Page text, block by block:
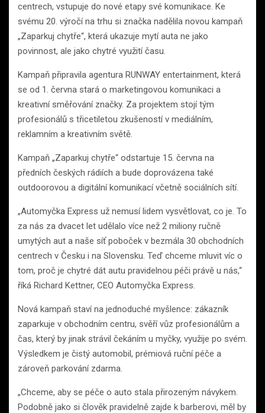
centrech, vstupuje do nové etapy své komunikace. Ke
svému 20. výročí na trhu si značka nadělila novou kampaň
„Zaparkuj chytře“, která ukazuje mytí auta ne jako
povinnost, ale jako chytré využití času.
Kampaň připravila agentura RUNWAY entertainment, která
se od 1. června stará o marketingovou komunikaci a
kreativní směřování značky. Za projektem stojí tým
profesionálů s třicetiletou zkušeností v mediálním,
reklamním a kreativním světě.
Kampaň „Zaparkuj chytře“ odstartuje 15. června na
předních českých rádiích a bude doprovázena také
outdoorovou a digitální komunikací včetně sociálních sítí.
„Automyčka Express už nemusí lidem vysvětlovat, co je. To
za nás za dvacet let udělalo více než 2 miliony ručně
umytých aut a naše síť poboček v bezmála 30 obchodních
centrech v Česku i na Slovensku. Teď chceme mluvit víc o
tom, proč je chytré dát autu pravidelnou péči právě u nás,“
říká Richard Kettner, CEO Automyčka Express.
Nová kampaň staví na jednoduché myšlence: zákazník
zaparkuje v obchodním centru, svěří vůz profesionálům a
čas, který by jinak strávil čekáním u myčky, využije po svém.
Výsledkem je čistý automobil, prémiová ruční péče a
zároveň parkování zdarma.
„Chceme, aby se péče o auto stala přirozeným návykem.
Podobně jako si člověk pravidelně zajde k barberovi, měl by